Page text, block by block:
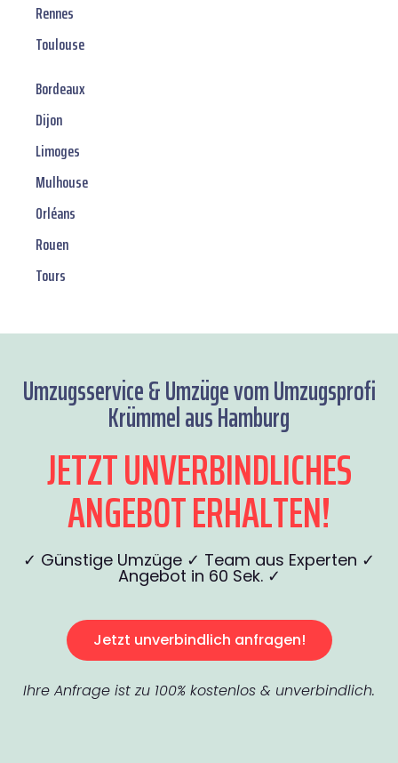
Rennes
Toulouse
Bordeaux
Dijon
Limoges
Mulhouse
Orléans
Rouen
Tours
Umzugsservice & Umzüge vom Umzugsprofi
Krümmel aus Hamburg
JETZT UNVERBINDLICHES
ANGEBOT ERHALTEN!
✓ Günstige Umzüge ✓ Team aus Experten ✓
Angebot in 60 Sek. ✓
Jetzt unverbindlich anfragen!
Ihre Anfrage ist zu 100% kostenlos & unverbindlich.